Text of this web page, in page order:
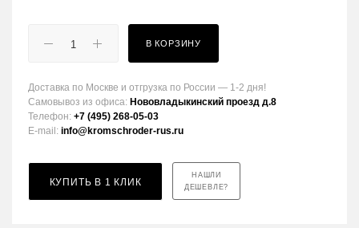
В КОРЗИНУ
Доставка по Москве и отгрузка по России — 1-2 дня!
Самовывоз из офиса: Нововладыкинский проезд д.8
Телефон: +7 (495) 268-05-03
E-mail: info@kromschroder-rus.ru
КУПИТЬ В 1 КЛИК
НАШЛИ
ДЕШЕВЛЕ?